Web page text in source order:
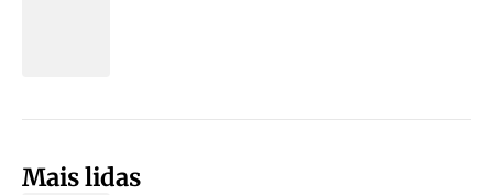
Mais lidas